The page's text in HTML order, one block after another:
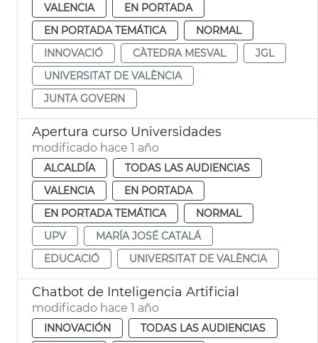
VALENCIA
EN PORTADA
EN PORTADA TEMÁTICA
NORMAL
INNOVACIÓ
CÀTEDRA MESVAL
JGL
UNIVERSITAT DE VALÈNCIA
JUNTA GOVERN
Apertura curso Universidades
modificado hace 1 año
ALCALDÍA
TODAS LAS AUDIENCIAS
VALENCIA
EN PORTADA
EN PORTADA TEMÁTICA
NORMAL
UPV
MARÍA JOSÉ CATALÁ
EDUCACIÓ
UNIVERSITAT DE VALÈNCIA
Chatbot de Inteligencia Artificial
modificado hace 1 año
INNOVACIÓN
TODAS LAS AUDIENCIAS